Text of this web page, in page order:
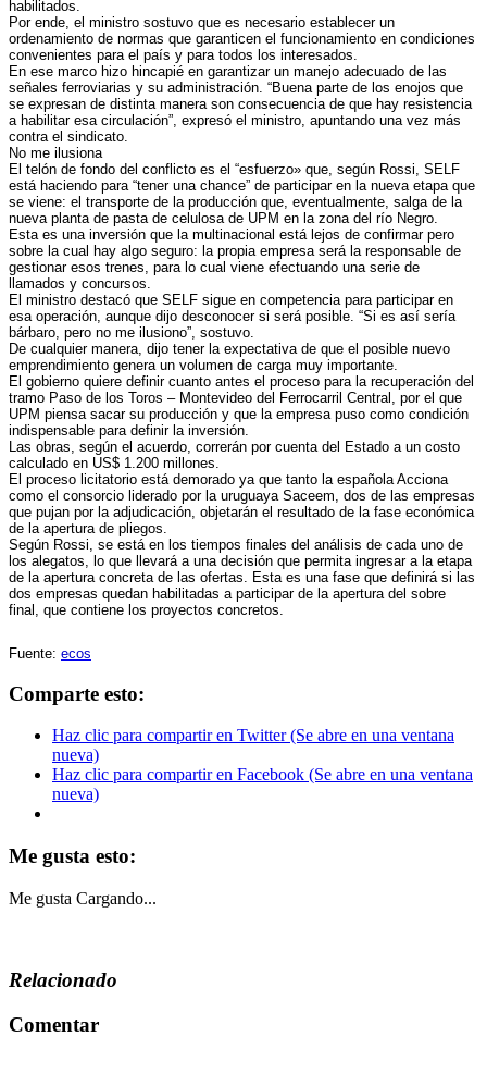
habilitados.
Por ende, el ministro sostuvo que es necesario establecer un
ordenamiento de normas que garanticen el funcionamiento en condiciones
convenientes para el país y para todos los interesados.
En ese marco hizo hincapié en garantizar un manejo adecuado de las
señales ferroviarias y su administración. “Buena parte de los enojos que
se expresan de distinta manera son consecuencia de que hay resistencia
a habilitar esa circulación”, expresó el ministro, apuntando una vez más
contra el sindicato.
No me ilusiona
El telón de fondo del conflicto es el “esfuerzo» que, según Rossi, SELF
está haciendo para “tener una chance” de participar en la nueva etapa que
se viene: el transporte de la producción que, eventualmente, salga de la
nueva planta de pasta de celulosa de UPM en la zona del río Negro.
Esta es una inversión que la multinacional está lejos de confirmar pero
sobre la cual hay algo seguro: la propia empresa será la responsable de
gestionar esos trenes, para lo cual viene efectuando una serie de
llamados y concursos.
El ministro destacó que SELF sigue en competencia para participar en
esa operación, aunque dijo desconocer si será posible. “Si es así sería
bárbaro, pero no me ilusiono”, sostuvo.
De cualquier manera, dijo tener la expectativa de que el posible nuevo
emprendimiento genera un volumen de carga muy importante.
El gobierno quiere definir cuanto antes el proceso para la recuperación del
tramo Paso de los Toros – Montevideo del Ferrocarril Central, por el que
UPM piensa sacar su producción y que la empresa puso como condición
indispensable para definir la inversión.
Las obras, según el acuerdo, correrán por cuenta del Estado a un costo
calculado en US$ 1.200 millones.
El proceso licitatorio está demorado ya que tanto la española Acciona
como el consorcio liderado por la uruguaya Saceem, dos de las empresas
que pujan por la adjudicación, objetarán el resultado de la fase económica
de la apertura de pliegos.
Según Rossi, se está en los tiempos finales del análisis de cada uno de
los alegatos, lo que llevará a una decisión que permita ingresar a la etapa
de la apertura concreta de las ofertas. Esta es una fase que definirá si las
dos empresas quedan habilitadas a participar de la apertura del sobre
final, que contiene los proyectos concretos.
Fuente: ecos
Comparte esto:
Haz clic para compartir en Twitter (Se abre en una ventana
nueva)
Haz clic para compartir en Facebook (Se abre en una ventana
nueva)
Me gusta esto:
Me gusta Cargando...
Relacionado
Comentar